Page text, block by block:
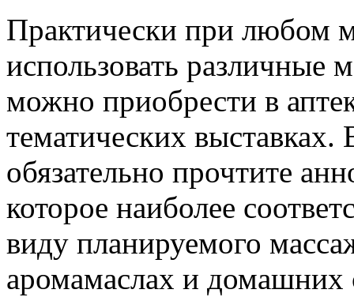
Практически при любом
использовать различные
можно приобрести в
тематических выставках.
обязательно прочтите
которое наиболее
виду планируемого
аромамаслах и домашних